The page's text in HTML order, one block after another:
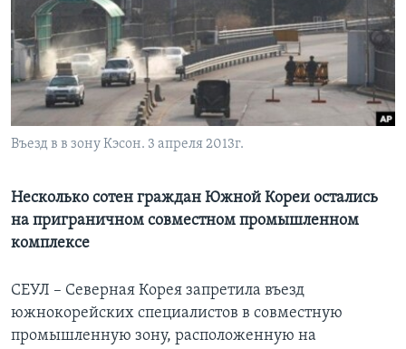
Learning English
СОЦИАЛЬНЫЕ СЕТИ
Въезд в в зону Кэсон. 3 апреля 2013г.
Несколько сотен граждан Южной Кореи остались
на приграничном совместном промышленном
комплексе
СЕУЛ – Северная Корея запретила въезд
южнокорейских специалистов в совместную
промышленную зону, расположенную на